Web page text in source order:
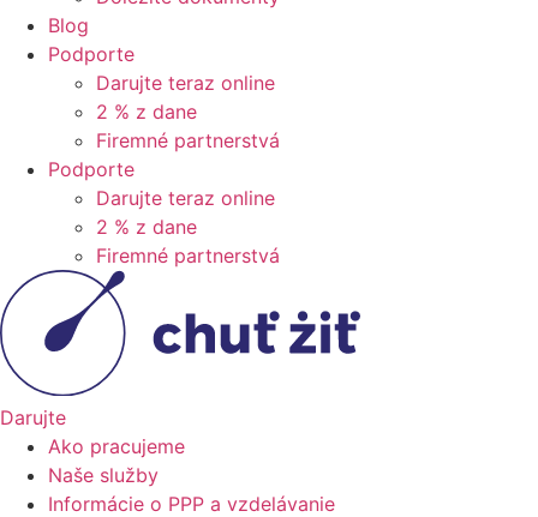
Blog
Podporte
Darujte teraz online
2 % z dane
Firemné partnerstvá
Podporte
Darujte teraz online
2 % z dane
Firemné partnerstvá
Darujte
Ako pracujeme
Naše služby
Informácie o PPP a vzdelávanie